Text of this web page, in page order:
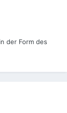
der Form des